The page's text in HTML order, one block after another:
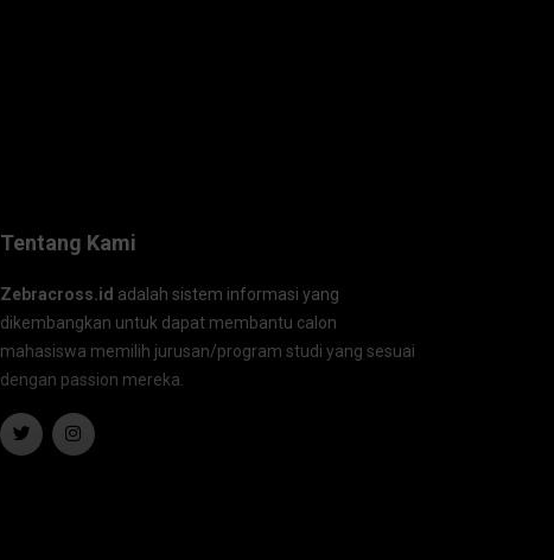
Tentang Kami
Zebracross.id adalah sistem informasi yang
dikembangkan untuk dapat membantu calon
mahasiswa memilih jurusan/program studi yang sesuai
dengan passion mereka.